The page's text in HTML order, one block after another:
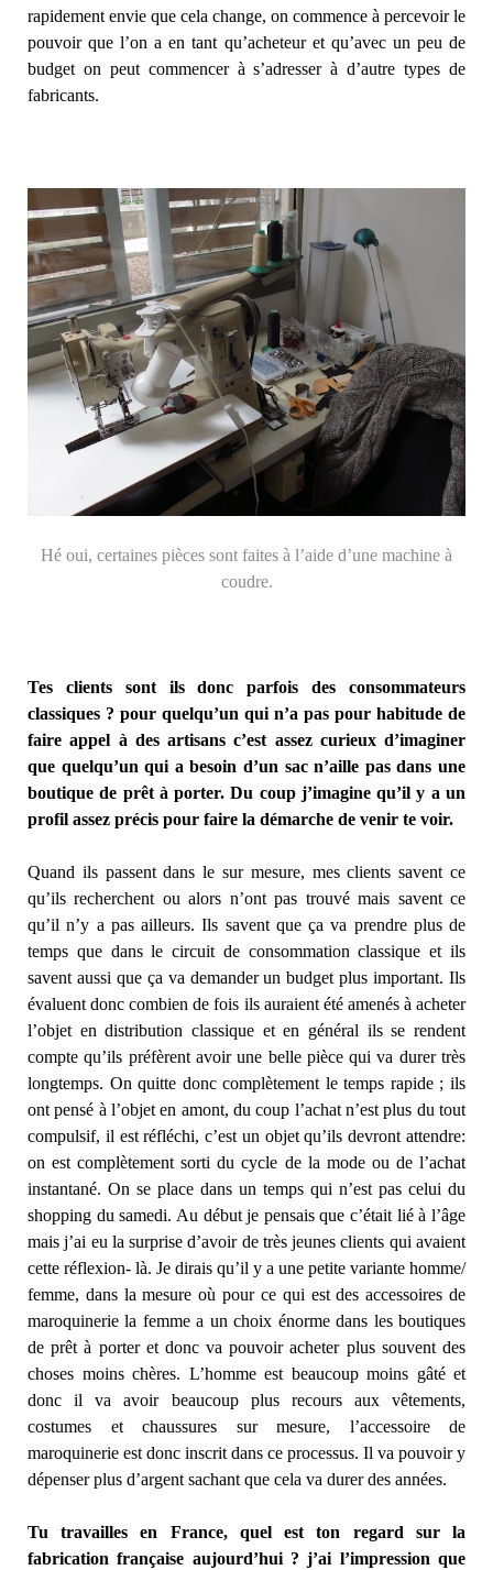
rapidement envie que cela change, on commence à percevoir le
pouvoir que l’on a en tant qu’acheteur et qu’avec un peu de
budget on peut commencer à s’adresser à d’autre types de
fabricants.
Hé oui, certaines pièces sont faites à l’aide d’une machine à
coudre.
Tes clients sont ils donc parfois des consommateurs
classiques ? pour quelqu’un qui n’a pas pour habitude de
faire appel à des artisans c’est assez curieux d’imaginer
que quelqu’un qui a besoin d’un sac n’aille pas dans une
boutique de prêt à porter. Du coup j’imagine qu’il y a un
profil assez précis pour faire la démarche de venir te voir.
Quand ils passent dans le sur mesure, mes clients savent ce
qu’ils recherchent ou alors n’ont pas trouvé mais savent ce
qu’il n’y a pas ailleurs. Ils savent que ça va prendre plus de
temps que dans le circuit de consommation classique et ils
savent aussi que ça va demander un budget plus important. Ils
évaluent donc combien de fois ils auraient été amenés à acheter
l’objet en distribution classique et en général ils se rendent
compte qu’ils préfèrent avoir une belle pièce qui va durer très
longtemps. On quitte donc complètement le temps rapide ; ils
ont pensé à l’objet en amont, du coup l’achat n’est plus du tout
compulsif, il est réfléchi, c’est un objet qu’ils devront attendre:
on est complètement sorti du cycle de la mode ou de l’achat
instantané. On se place dans un temps qui n’est pas celui du
shopping du samedi. Au début je pensais que c’était lié à l’âge
mais j’ai eu la surprise d’avoir de très jeunes clients qui avaient
cette réflexion- là. Je dirais qu’il y a une petite variante homme/
femme, dans la mesure où pour ce qui est des accessoires de
maroquinerie la femme a un choix énorme dans les boutiques
de prêt à porter et donc va pouvoir acheter plus souvent des
choses moins chères. L’homme est beaucoup moins gâté et
donc il va avoir beaucoup plus recours aux vêtements,
costumes et chaussures sur mesure, l’accessoire de
maroquinerie est donc inscrit dans ce processus. Il va pouvoir y
dépenser plus d’argent sachant que cela va durer des années.
Tu travailles en France, quel est ton regard sur la
fabrication française aujourd’hui ? j’ai l’impression que